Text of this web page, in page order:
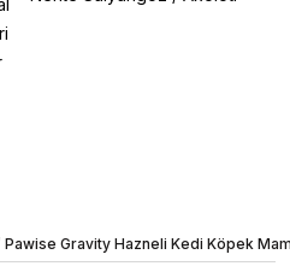
Pawise Gravity Hazneli Kedi Köpek